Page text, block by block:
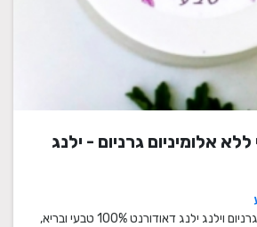
אלומיניום גרניום - ילנג
ריח חדש - פרחוני ונשי גרניום וילנג ילנג דאודורנט 100% טבעי ובריא,